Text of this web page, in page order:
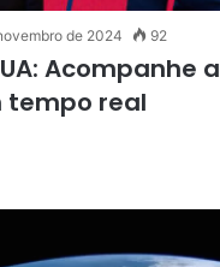
de 2024 92
Acompanhe a
tempo real